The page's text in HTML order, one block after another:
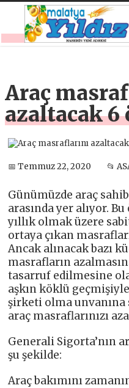
Araç
azaltacak 6
📅 Temmuz 22, 2020 📂
Günümüzde araç
arasında yer alıyor.
yıllık olmak üzere
ortaya çıkan
Ancak alınacak bazı
masrafların
tasarruf edilmesine
aşkın köklü
şirketi olma
araç masraflarınızı
Generali Sigorta’nın
şu şekilde:
Araç bakımını